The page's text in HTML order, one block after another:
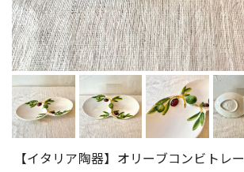
【イタリア陶器】オリーブコンビトレー